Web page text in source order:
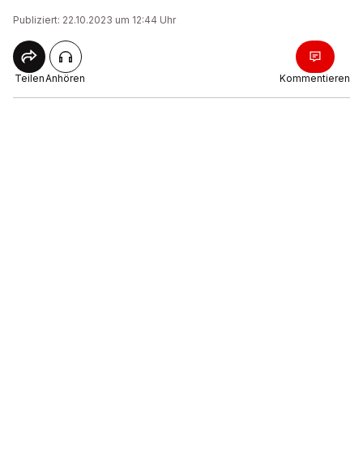
Publiziert: 22.10.2023 um 12:44 Uhr
TeilenAnhören Kommentieren